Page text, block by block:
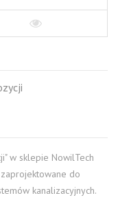
w sklepie NowilTech
do
kanalizacyjnych.